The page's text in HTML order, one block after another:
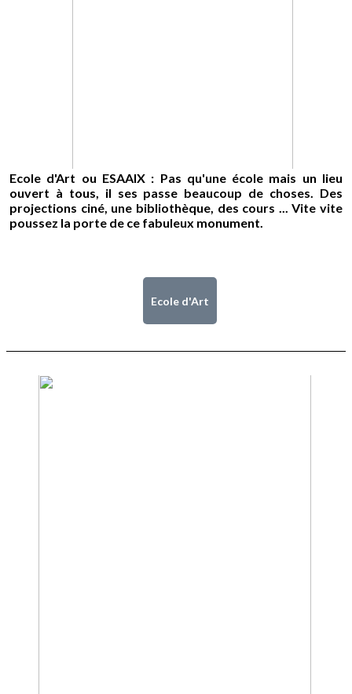
Ecole d'Art ou ESAAIX : Pas qu'une école mais un lieu
ouvert à tous, il ses passe beaucoup de choses. Des
projections ciné, une bibliothèque, des cours ... Vite vite
poussez la porte de ce fabuleux monument.
Ecole d'Art